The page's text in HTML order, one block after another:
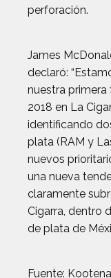
perforación.
James
declaró:
nuestra
2018 en La
identificando
plata (RAM y
nuevos
una nueva
claramente
Cigarra, dentro
de plata de
Fuente: